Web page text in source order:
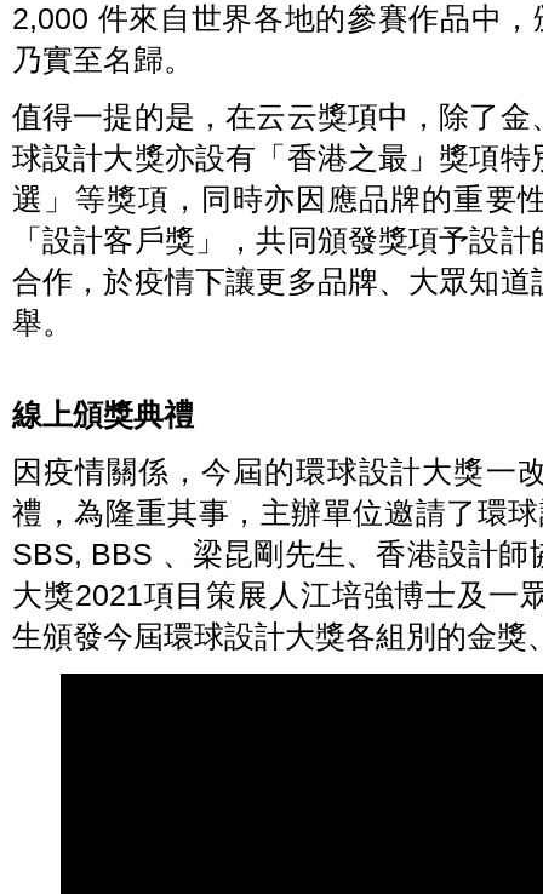
2,000 件來自世界各地的參賽作品中
乃實至名歸。
值得一提的是，在云云獎項中，除了
球設計大獎亦設有「香港之最」獎項
選」等獎項，同時亦因應品牌的重要
「設計客戶獎」，共同頒發獎項予設
合作，於疫情下讓更多品牌、大眾知
舉。
線上頒獎典禮
因疫情關係，今屆的環球設計大獎一
禮，為隆重其事，主辦單位邀請了環
SBS, BBS 、梁昆剛先生、香港設計
大獎2021項目策展人江培強博士及一
生頒發今屆環球設計大獎各組別的金獎